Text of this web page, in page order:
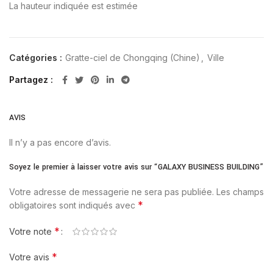
La hauteur indiquée est estimée
Catégories : Gratte-ciel de Chongqing (Chine) Ville
Partagez
AVIS
Il n’y a pas encore d’avis.
Soyez le premier à laisser votre avis sur “GALAXY BUSINESS BUILDING”
Votre adresse de messagerie ne sera pas publiée. Les champs
obligatoires sont indiqués avec *
Votre note *
Votre avis *